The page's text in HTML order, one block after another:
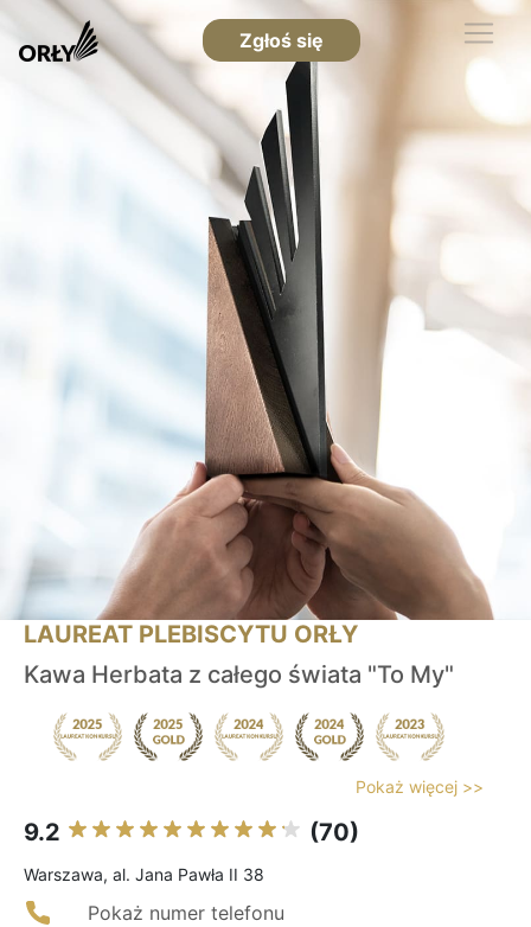
Zgłoś się
LAUREAT PLEBISCYTU ORŁY
Kawa Herbata z całego świata "To My"
Pokaż więcej >>
9.2 (70)
Warszawa, al. Jana Pawła II 38
Pokaż numer telefonu